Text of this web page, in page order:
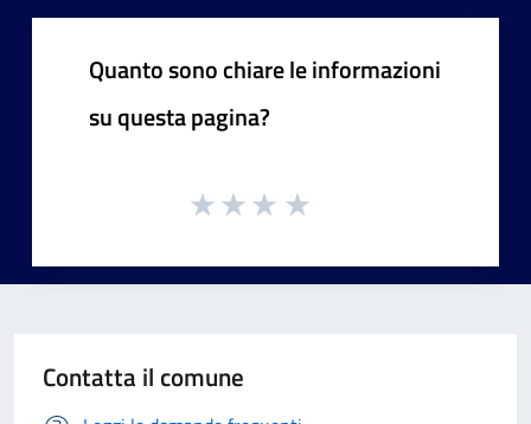
Quanto sono chiare le informazioni
su questa pagina?
Contatta il comune